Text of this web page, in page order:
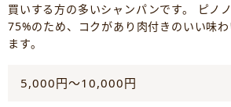
買いする方の多いシャンパンです。 ピノ
75%のため、コクがあり肉付きのいい味
ます。
5,000円～10,000円